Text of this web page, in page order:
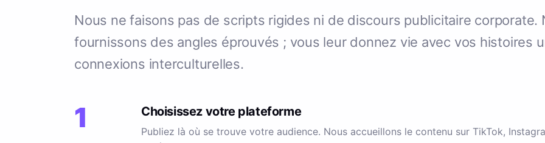
Nous ne faisons pas de scripts rigides ni de discours publicitaire corporate.
fournissons des angles éprouvés ; vous leur donnez vie avec vos histoires
connexions interculturelles.
1 Choisissez votre plateforme
Publiez là où se trouve votre audience. Nous accueillons le contenu sur TikTok,